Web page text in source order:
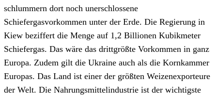
schlummern dort noch unerschlossene
Schiefergasvorkommen unter der Erde. Die Regierung in
Kiew beziffert die Menge auf 1,2 Billionen Kubikmeter
Schiefergas. Das wäre das drittgrößte Vorkommen in ganz
Europa. Zudem gilt die Ukraine auch als die Kornkammer
Europas. Das Land ist einer der größten Weizenexporteure
der Welt. Die Nahrungsmittelindustrie ist der wichtigste